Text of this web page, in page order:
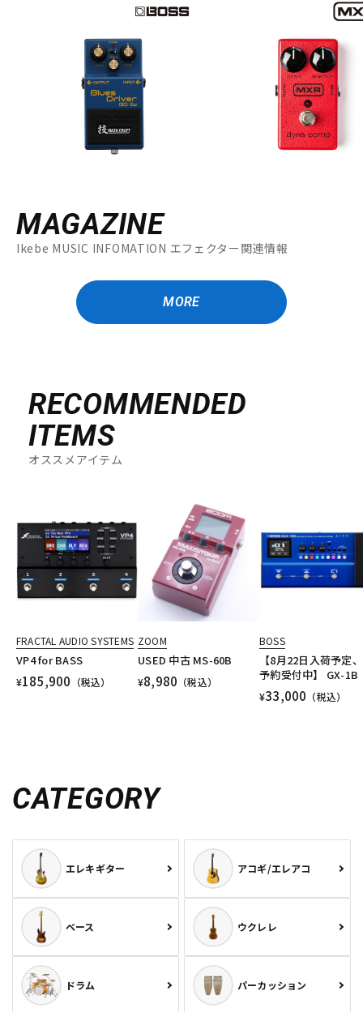
MAGAZINE
Ikebe MUSIC INFOMATION エフェクター関連情報
MORE
RECOMMENDED
ITEMS
オススメアイテム
FRACTAL AUDIO SYSTEMS
VP4 for BASS
¥185,900 （税込）
ZOOM
USED 中古 MS-60B
¥8,980 （税込）
BOSS
【8月22日入荷予定
予約受付中】 GX-1B
¥33,000 （税込）
CATEGORY
エレキギター アコギ/エレアコ
ベース ウクレレ
ドラム パーカッション